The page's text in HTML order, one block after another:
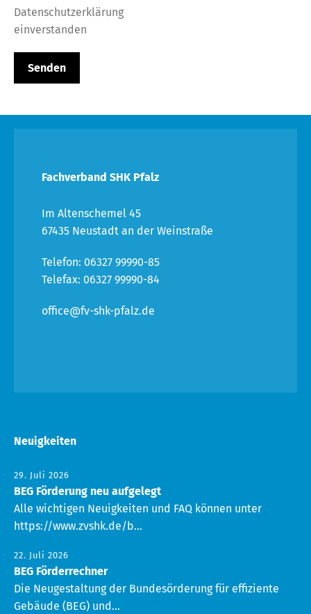
Datenschutzerklärung
einverstanden
Fachverband SHK Pfalz
Im Altenschemel 45
67435 Neustadt an der Weinstraße
Telefon: 06327 99990-85
Telefax: 06327 99990-84
office@fv-shk-pfalz.de
Neuigkeiten
29. Juli 2026
BEG Förderung neu aufgelegt
Alle wichtigen Neuigkeiten und FAQ können unter
https://www.zvshk.de/b...
22. Juli 2026
BEG Förderrechner
Die Neugestaltung der Bundesörderung für effiziente
Gebäude (BEG) und...